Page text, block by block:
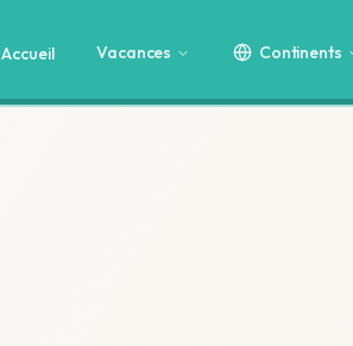
Accueil Vacances Continents